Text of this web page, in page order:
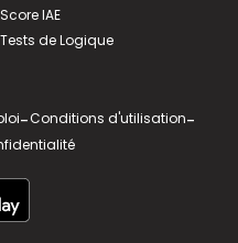
Score IAE
Tests de Logique
-Conditions d'utilisation-